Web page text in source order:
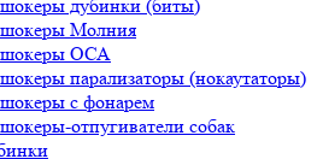
дубинки (биты)
Молния
ОСА
парализаторы (нокаутаторы)
с фонарем
отпугиватели собак